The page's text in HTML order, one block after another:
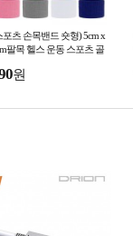
포츠 손목밴드 숏형) 5cm x
팔목 헬스 운동 스포츠 골
원